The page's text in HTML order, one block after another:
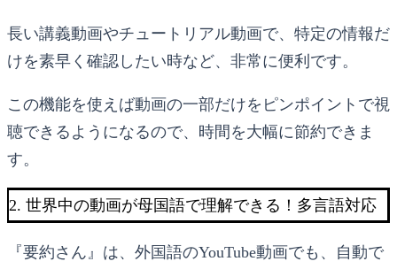
長い講義動画やチュートリアル動画で、特定の情報だ
けを素早く確認したい時など、非常に便利です。
この機能を使えば動画の一部だけをピンポイントで視
聴できるようになるので、時間を大幅に節約できま
す。
2. 世界中の動画が母国語で理解できる！多言語対応
『要約さん』は、外国語のYouTube動画でも、自動で